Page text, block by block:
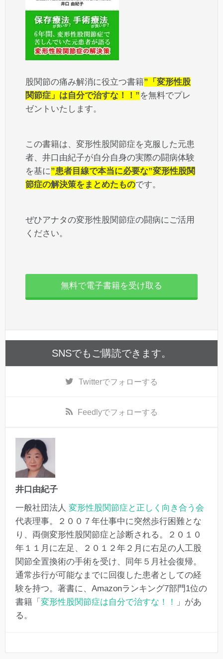
股関節の痛み解消に役立つ書籍”「変形性股
関節症」は自分で治すな！！”を無料でプレ
ゼントいたします。
この書籍は、変形性股関節症を克服した元患
者、井口由紀子が自分自身の実際の闘病体験
を基に”患者目線で本当に必要な”変形性股関
節症の解決策をまとめたものです。
ぜひアナタの変形性股関節症の闘病にご活用
ください。
無料で電子書籍を受け取る
SNSでもご購読できます。
Twitterでフォローする
Feedlyでフォローする
井口由紀子
一般社団法人 変形性股関節症と正しく向き合う会
代表理事。２００７年仕事中に突然歩行困難とな
り、両側変形性股関節症と診断される。２０１０
年１１月に左足、２０１２年２月に右足の人工股
関節全置換術の手術を受け、同年５月社会復帰。
通常歩行が可能なまでに回復した患者としての経
験を持つ。著書に、Amazonランキング7部門1位の
書籍「 変形性股関節症は自分で治すな！！
」があ
る。